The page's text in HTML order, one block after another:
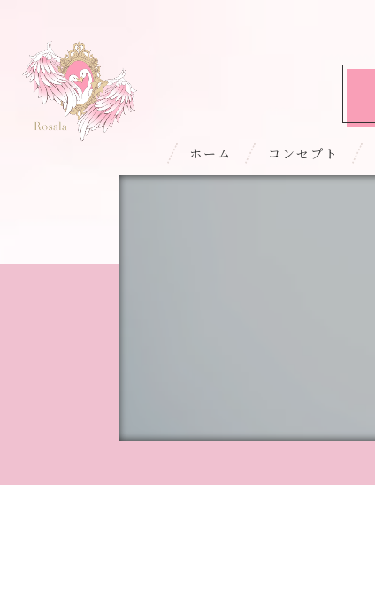
ホーム コンセプト